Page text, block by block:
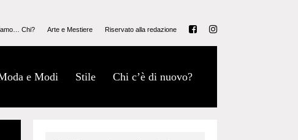
Chi? Arte e Mestiere Riservato alla redazione
e Modi Stile Chi c’è di nuovo?